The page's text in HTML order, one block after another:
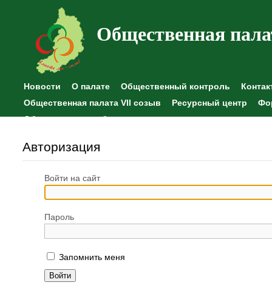
Общественная
Новости О палате Общественный контроль
Общественная палата VII созыв
Ресурсный центр
Общественные наблюдения
Авторизация
Войти на сайт
Пароль
Запомнить меня